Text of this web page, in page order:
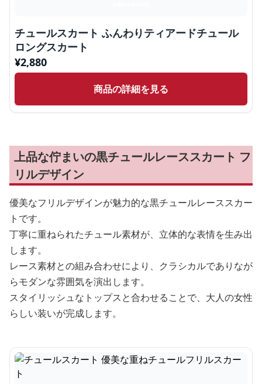
チュールスカート ふんわりティアードチュール
ロングスカート
¥2,880
商品の詳細を見る
上品な佇まいの黒チュールレーススカート フ
リルデザイン
優美なフリルデザインが魅力的な黒チュールレーススカー
トです。
丁寧に重ねられたチュール素材が、立体的な表情を生み出
します。
レース素材との組み合わせにより、クラシカルでありなが
らモダンな雰囲気を演出します。
スタイリッシュなトップスと合わせることで、大人の女性
らしい装いが完成します。